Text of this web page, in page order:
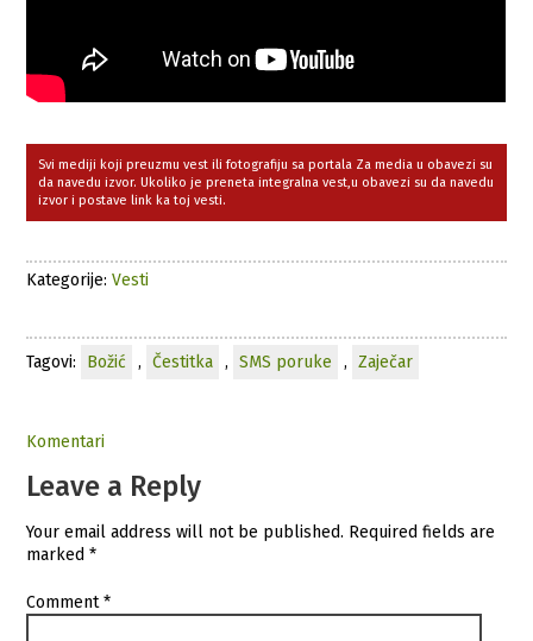
Svi mediji koji preuzmu vest ili fotografiju sa portala Za media u obavezi su
da navedu izvor. Ukoliko je preneta integralna vest,u obavezi su da navedu
izvor i postave link ka toj vesti.
Kategorije:Vesti
Tagovi: Božić , Čestitka , SMS poruke , Zaječar
Komentari
Leave a Reply
Your email address will not be published. Required fields are
marked*
Comment*